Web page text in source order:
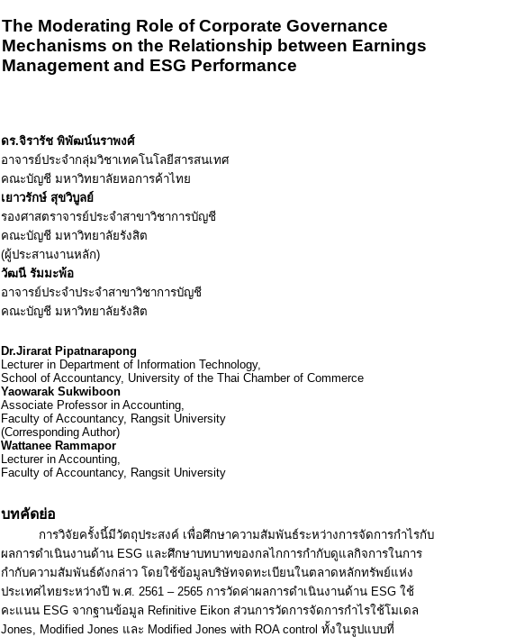
The Moderating Role of Corporate Governance
Mechanisms on the Relationship between Earnings
Management and ESG Performance
ดร.จิรารัช พิพัฒน์นราพงศ์
อาจารย์ประจำกลุ่มวิชาเทคโนโลยีสารสนเทศ
คณะบัญชี มหาวิทยาลัยหอการค้าไทย
เยาวรักษ์ สุขวิบูลย์
รองศาสตราจารย์ประจำสาขาวิชาการบัญชี
คณะบัญชี มหาวิทยาลัยรังสิต
(ผู้ประสานงานหลัก)
วัฒนี รัมมะพ้อ
อาจารย์ประจำประจำสาขาวิชาการบัญชี
คณะบัญชี มหาวิทยาลัยรังสิต
Dr.Jirarat Pipatnarapong
Lecturer in Department of Information Technology,
School of Accountancy, University of the Thai Chamber of Commerce
Yaowarak Sukwiboon
Associate Professor in Accounting,
Faculty of Accountancy, RangsitUniversity
(Corresponding Author)
Wattanee Rammapor
Lecturer in Accounting,
Faculty of Accountancy, RangsitUniversity
บทคัดย่อ
การวิจัยครั้งนี้มีวัตถุประสงค์ เพื่อศึกษาความสัมพันธ์ระหว่างการจัดการกำไรกับ
ผลการดำเนินงานด้าน ESG และศึกษาบทบาทของกลไกการกำกับดูแลกิจการในการ
กำกับความสัมพันธ์ดังกล่าว โดยใช้ข้อมูลบริษัทจดทะเบียนในตลาดหลักทรัพย์แห่ง
ประเทศไทยระหว่างปี พ.ศ. 2561 – 2565 การวัดค่าผลการดำเนินงานด้าน ESG ใช้
คะแนน ESG จากฐานข้อมูล RefinitiveEikon ส่วนการวัดการจัดการกำไรใช้โมเดล
Jones, Modified Jones และ Modified Jones with ROA control ทั้งในรูปแบบที่